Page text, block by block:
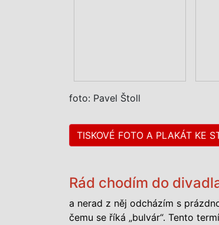
foto: Pavel Štoll
TISKOVÉ FOTO A PLAKÁT KE
Rád chodím do
a nerad z něj odcházím s
čemu se říká „bulvár“. Tento